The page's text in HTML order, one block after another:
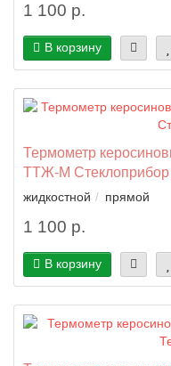
1 100 р.
В корзину
Термометр
ТТЖ-М Стеклоприбор
жидкостной прямой
1 100 р.
В корзину